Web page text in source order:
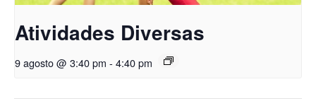
Atividades Diversas
9 agosto @ 3:40 pm - 4:40 pm